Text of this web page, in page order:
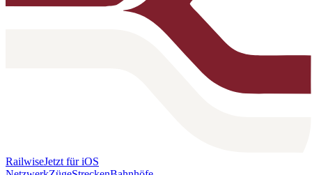
RailwiseJetzt für iOS